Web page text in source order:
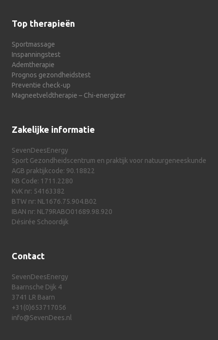
Top therapieën
Sportmassage
Inspanningstest
Ademtherapie
Prognos gezondheidstest
Preventie check-up
Magneetveldtherapie – Chi-energizer
Zakelijke informatie
SevenDeesEnergy
Sport Gezondheidscentrum en praktijk voor natuurgeneeskunde
AGB praktijkcode: 90.18822
KB Code: 1711.2280
KvK nr: 54163382
BTW nr: NL1676.75.904.B02
IBAN nr: NL79RABO01689.98.920
Désirée Schoordijk
Contact
SevenDeesEnergy
Baarnsche Dijk 4
3741 LR Baarn
+31(0)653717056
info@SevenDees.nl